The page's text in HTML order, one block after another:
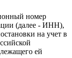
номер
(далее - ИНН),
на учет в
ей